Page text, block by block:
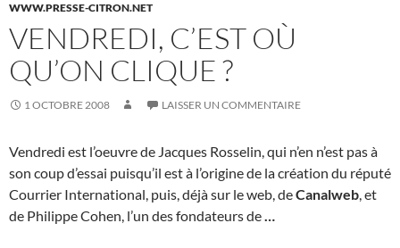
WWW.PRESSE-CITRON.NET
VENDREDI, C’EST OÙ
QU’ON CLIQUE ?
1 OCTOBRE 2008 LAISSER UN COMMENTAIRE
Vendredi est l’oeuvre de Jacques Rosselin, qui n’en n’est pas à
son coup d’essai puisqu’il est à l’origine de la création du réputé
Courrier International, puis, déjà sur le web, deCanalweb, et
de Philippe Cohen, l’un des fondateurs de…